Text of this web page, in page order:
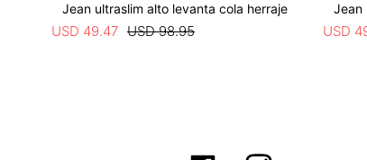
Jean ultraslim alto levanta cola herraje
USD 98.95
USD 49.47
Jean
USD